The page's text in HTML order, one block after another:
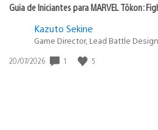
Guia de Iniciantes para MARVEL Tōkon:
Kazuto Sekine
Game Director, Lead Battle
Data
20/07/2026 1 5